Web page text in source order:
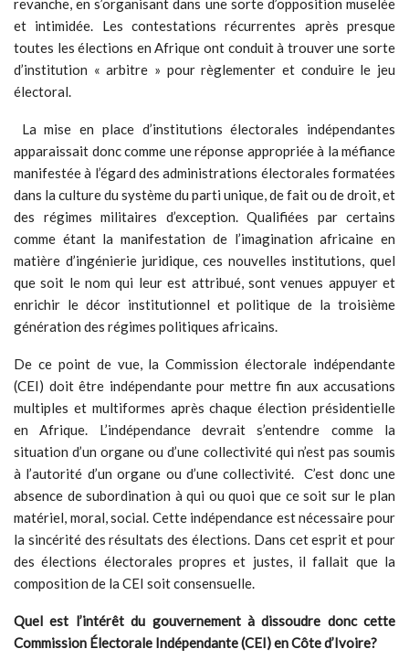
revanche, en s’organisant dans une sorte d’opposition muselée
et intimidée. Les contestations récurrentes après presque
toutes les élections en Afrique ont conduit à trouver une sorte
d’institution « arbitre » pour règlementer et conduire le jeu
électoral.
La mise en place d’institutions électorales indépendantes
apparaissait donc comme une réponse appropriée à la méfiance
manifestée à l’égard des administrations électorales formatées
dans la culture du système du parti unique, de fait ou de droit, et
des régimes militaires d’exception. Qualifiées par certains
comme étant la manifestation de l’imagination africaine en
matière d’ingénierie juridique, ces nouvelles institutions, quel
que soit le nom qui leur est attribué, sont venues appuyer et
enrichir le décor institutionnel et politique de la troisième
génération des régimes politiques africains.
De ce point de vue, la Commission électorale indépendante
(CEI) doit être indépendante pour mettre fin aux accusations
multiples et multiformes après chaque élection présidentielle
en Afrique. L’indépendance devrait s’entendre comme la
situation d’un organe ou d’une collectivité qui n’est pas soumis
à l’autorité d’un organe ou d’une collectivité. C’est donc une
absence de subordination à qui ou quoi que ce soit sur le plan
matériel, moral, social. Cette indépendance est nécessaire pour
la sincérité des résultats des élections. Dans cet esprit et pour
des élections électorales propres et justes, il fallait que la
composition de la CEI soit consensuelle.
Quel est l’intérêt du gouvernement à dissoudre donc cette
Commission Électorale Indépendante (CEI) en Côte d’Ivoire?